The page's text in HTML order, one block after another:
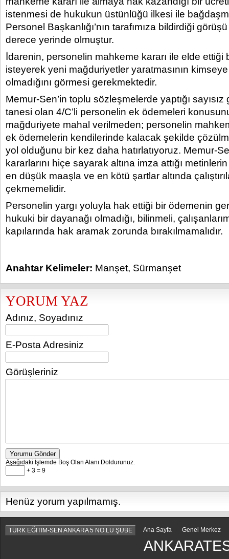
istenmesi de hukukun üstünlüğü ilkesi ile
Personel Başkanlığı’nın tarafımıza bildirdiği
derece yerinde olmuştur.
İdarenin, personelin mahkeme kararı ile elde ettiği
isteyerek yeni mağduriyetler yaratmasının kimseye
olmadığını görmesi gerekmektedir.
Memur-Sen’in toplu sözleşmelerde yaptığı
tanesi olan 4/C’li personelin ek ödemeleri
mağduriyete mahal verilmeden; personelin
ek ödemelerin kendilerinde kalacak şekilde
yol olduğunu bir kez daha hatırlatıyoruz. Memur-
kararlarını hiçe sayarak altına imza attığı
en düşük maaşla ve en kötü şartlar altında
çekmemelidir.
Personelin yargı yoluyla hak ettiği bir ödemenin
hukuki bir dayanağı olmadığı, bilinmeli,
kapılarında hak aramak zorunda bırakılmamalıdır.
Anahtar Kelimeler: Manşet, Sürmanşet
YORUM YAZ
Adınız, Soyadınız
E-Posta Adresiniz
Görüşleriniz
Yorumu Gönder
Aşağıdaki İşlemde Boş Olan Alanı Doldurunuz.
+ 3 = 9
Henüz yorum yapılmamış.
TÜRK EĞİTİM-SEN ANKARA 5 NO.LU ŞUBE Ana Sayfa Genel Merkez